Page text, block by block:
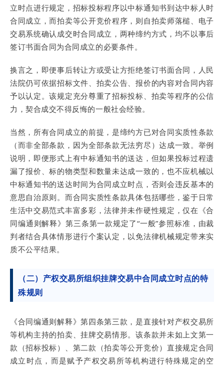
立时点进行规定，招标投标程序以中标通知书到达中标人时
合同成立，而拍卖等公开竞价程序，则自拍卖师落槌、电子
交易系统确认成交时合同成立，两种缔约方式，均不以事后
签订书面合同为合同成立的必要条件。
换言之，即便事后转让方或受让方拒绝签订书面合同，人民
法院仍可依据招标文件、拍卖公告、报价的内容对合同内容
予以认定。该规定充分尊重了招标投标、拍卖等程序的公信
力，契合成交不得反悔的一般社会经验。
当然，所有合同成立的前提，是缔约方已对合同实质性条款
（而非全部条款，因为全部条款无法穷尽）达成一致。举例
说明，即便形式上有中标通知书的送达，但如果投标过程遗
漏了报价、标的物类型和数量未达成一致的，也不应机械以
中标通知书的送达时间为合同成立时点，否则会违反基本的
意思自治原则。而合同实质性条款具体包括哪些，鉴于日常
生活中交易范式丰富多彩，法律并未作硬性规定，仅在《合
同编通则解释》第三条第一款规定了“一般”参照标准，由裁
判者结合具体情形进行个案认定，以免法律机械规定带来实
质不公平结果。
（二）产权交易所组织挂牌交易中合同成立时点的特
殊规则
《合同编通则解释》第四条第三款，是直接针对产权交易所
等机构主持的拍卖、挂牌交易情形。该条款并未如上文第一
款（招标投标）、第二款（拍卖等公开竞价）直接规定合同
成立时点，而是赋予产权交易所等机构进行特殊规定的空